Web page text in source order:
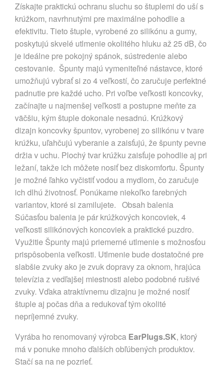
Získajte praktickú ochranu sluchu so štuplemi do uší s
krúžkom, navrhnutými pre maximálne pohodlie a
efektivitu. Tieto štuple, vyrobené zo silikónu a gumy,
poskytujú skvelé utlmenie okolitého hluku až 25 dB, čo
je ideálne pre pokojný spánok, sústredenie alebo
cestovanie. Špunty majú vymeniteľné nástavce, ktoré
umožňujú vybrať si zo 4 veľkostí, čo zaručuje perfektné
padnutie pre každé ucho. Pri voľbe veľkosti koncovky,
začínajte u najmenšej veľkosti a postupne meňte za
väčšiu, kým štuple dokonale nesadnú. Krúžkový
dizajn koncovky špuntov, vyrobenej zo silikónu v tvare
krúžku, uľahčujú vyberanie a zaisťujú, že špunty pevne
držia v uchu. Plochý tvar krúžku zaisťuje pohodlie aj pri
ležaní, takže ich môžete nosiť bez diskomfortu. Špunty
je možné ľahko vyčistiť vodou a mydlom, čo zaručuje
ich dlhú životnosť. Ponúkame niekoľko farebných
variantov, ktoré si zamilujete. Obsah balenia
Súčasťou balenia je pár krúžkových koncoviek, 4
veľkosti silikónových koncoviek a praktické puzdro.
Využitie Špunty majú priemerné utlmenie s možnosťou
prispôsobenia veľkosti. Utlmenie bude dostatočné pre
slabšie zvuky ako je zvuk dopravy za oknom, hrajúca
televízia z vedľajšej miestnosti alebo podobné rušivé
zvuky. Vďaka atraktívnemu dizajnu je možné nosiť
štuple aj počas dňa a redukovať tým okolité
nepríjemné zvuky.
Vyrába ho renomovaný výrobca EarPlugs.SK, ktorý
má v ponuke mnoho ďalších obľúbených produktov.
Stačí sa na ne pozrieť.